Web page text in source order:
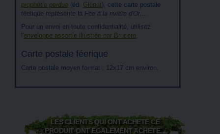
prophétie perdue (éd. Glénat), cette carte postale
féerique représente la Fée à la rivière d'Or... .
Pour un envoi en toute confidentialité, utilisez
l'enveloppe assortie illustrée par Brucero.
Carte postale féerique
Carte postale moyen format : 12x17 cm environ.
LES CLIENTS QUI ONT ACHETÉ CE
PRODUIT ONT ÉGALEMENT ACHETÉ...